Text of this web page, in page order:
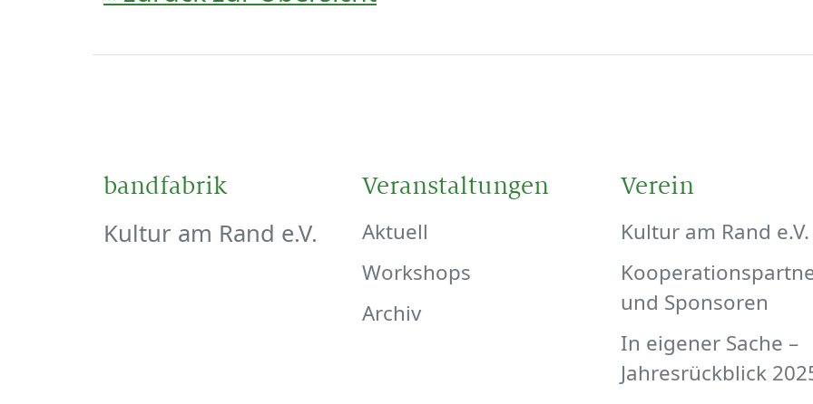
bandfabrik
Kultur am Rand e.V.
Veranstaltungen
Aktuell
Workshops
Archiv
Verein
Kultur am Rand e.V.
und Sponsoren
In eigener Sache –
Jahresrückblick